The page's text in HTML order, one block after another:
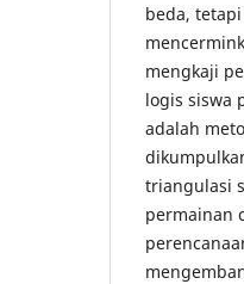
beda,
mengkaji
logis siswa
adalah
triangulasi
permainan